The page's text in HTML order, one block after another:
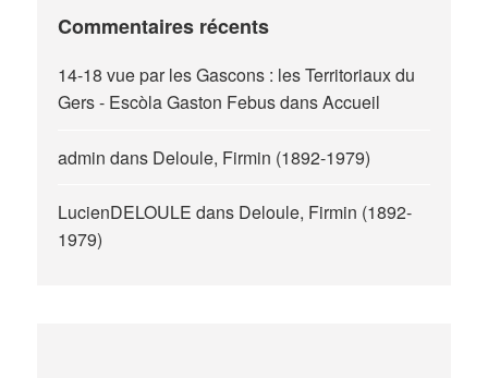
Commentaires récents
14-18 vue par les Gascons : les Territoriaux du
Gers - Escòla Gaston FebusdansAccueil
admin dans Deloule, Firmin (1892-1979)
LucienDELOULE dans Deloule, Firmin (1892-
1979)